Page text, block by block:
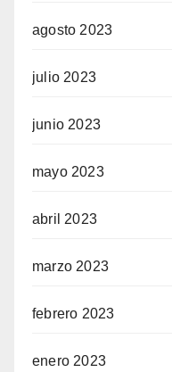
agosto 2023
julio 2023
junio 2023
mayo 2023
abril 2023
marzo 2023
febrero 2023
enero 2023